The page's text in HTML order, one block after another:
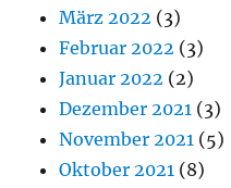
März 2022 (3)
Februar 2022 (3)
Januar 2022 (2)
Dezember 2021 (3)
November 2021 (5)
Oktober 2021 (8)